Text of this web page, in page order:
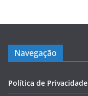
Navegação
Política de Privacidade